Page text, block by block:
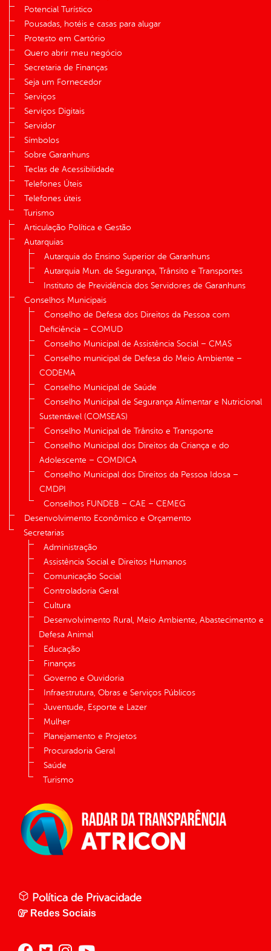
Potencial Turístico
Pousadas, hotéis e casas para alugar
Protesto em Cartório
Quero abrir meu negócio
Secretaria de Finanças
Seja um Fornecedor
Serviços
Serviços Digitais
Servidor
Símbolos
Sobre Garanhuns
Teclas de Acessibilidade
Telefones Úteis
Telefones úteis
Turismo
Articulação Política e Gestão
Autarquias
Autarquia do Ensino Superior de Garanhuns
Autarquia Mun. de Segurança, Trânsito e Transportes
Instituto de Previdência dos Servidores de Garanhuns
Conselhos Municipais
Conselho de Defesa dos Direitos da Pessoa com
Deficiência – COMUD
Conselho Municipal de Assistência Social – CMAS
Conselho municipal de Defesa do Meio Ambiente –
CODEMA
Conselho Municipal de Saúde
Conselho Municipal de Segurança Alimentar e Nutricional
Sustentável (COMSEAS)
Conselho Municipal de Trânsito e Transporte
Conselho Municipal dos Direitos da Criança e do
Adolescente – COMDICA
Conselho Municipal dos Direitos da Pessoa Idosa –
CMDPI
Conselhos FUNDEB – CAE – CEMEG
Desenvolvimento Econômico e Orçamento
Secretarias
Administração
Assistência Social e Direitos Humanos
Comunicação Social
Controladoria Geral
Cultura
Desenvolvimento Rural, Meio Ambiente, Abastecimento e
Defesa Animal
Educação
Finanças
Governo e Ouvidoria
Infraestrutura, Obras e Serviços Públicos
Juventude, Esporte e Lazer
Mulher
Planejamento e Projetos
Procuradoria Geral
Saúde
Turismo
Política de Privacidade
Redes Sociais